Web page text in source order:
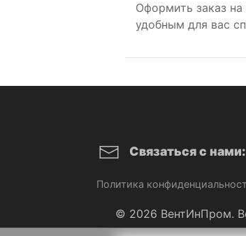
Оформить заказ
удобным для вас
Связаться с нами:
Политика
© 2026 ВентИнПром.